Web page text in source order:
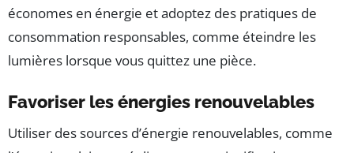
économes en énergie et adoptez des pratiques de
consommation responsables, comme éteindre les
lumières lorsque vous quittez une pièce.
Favoriser les énergies renouvelables
Utiliser des sources d’énergie renouvelables, comme